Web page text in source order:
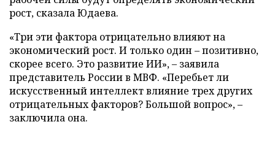
рост, сказала Юдаева.
«Три эти фактора отрицательно влияют на
экономический рост. И только один – позитивно,
скорее всего. Это развитие ИИ», – заявила
представитель России в МВФ. «Перебьет ли
искусственный интеллект влияние трех других
отрицательных факторов? Большой вопрос», –
заключила она.